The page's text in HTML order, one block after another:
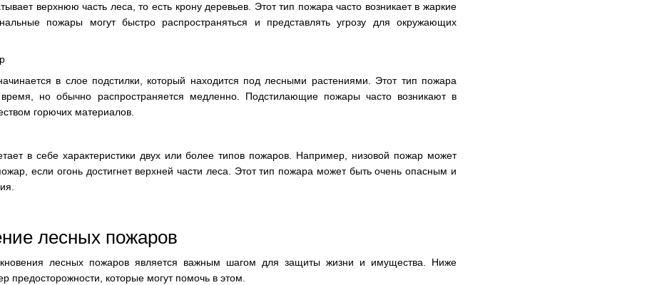
верхнюю часть леса, то есть крону деревьев. Этот тип пожара часто возникает в жаркие
пожары могут быстро распространяться и представлять угрозу для окружающих
в слое подстилки, который находится под лесными растениями. Этот тип пожара
но обычно распространяется медленно. Подстилающие пожары часто возникают в
горючих материалов.
в себе характеристики двух или более типов пожаров. Например, низовой пожар может
если огонь достигнет верхней части леса. Этот тип пожара может быть очень опасным и
лесных пожаров
лесных пожаров является важным шагом для защиты жизни и имущества. Ниже
предосторожности, которые могут помочь в этом.